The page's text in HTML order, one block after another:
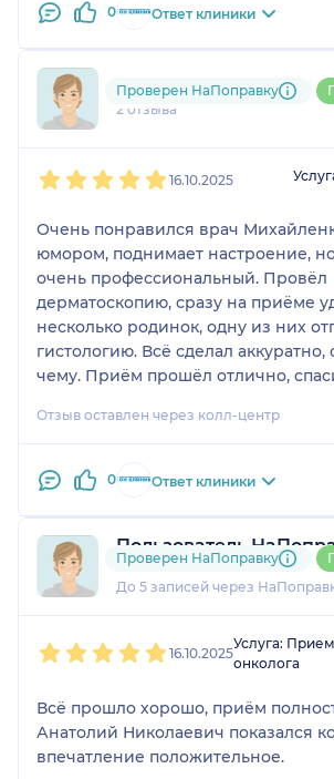
0 Ответ клиники
790....@....ru
2 отзыва
Проверен НаПоправку
16.10.2025
Очень понравился врач
юмором, поднимает настроение,
очень профессиональный. Провёл
дерматоскопию, сразу на приёме
несколько родинок, одну из них
гистологию. Всё сделал аккуратно,
чему. Приём прошёл отлично,
Отзыв оставлен через колл-центр
0 Ответ клиники
Пользователь
1 отзыв
До 5 записей через
Проверен НаПоправку
16.10.2025
Услуга:
онколога
Всё прошло хорошо, приём
Анатолий Николаевич показался
впечатление положительное.